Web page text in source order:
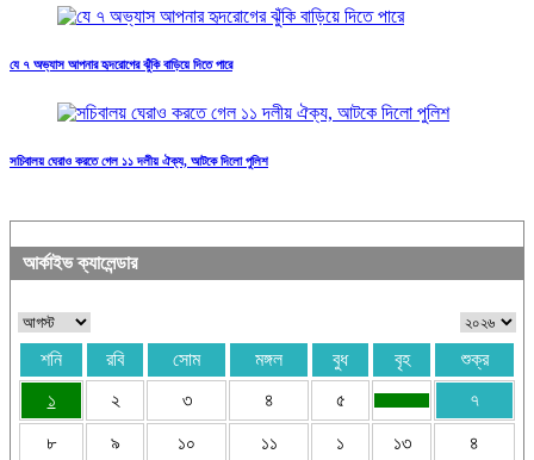
যে ৭ অভ্যাস আপনার হৃদরোগের ঝুঁকি বাড়িয়ে দিতে পারে
সচিবালয় ঘেরাও করতে গেল ১১ দলীয় ঐক্য, আটকে দিলো পুলিশ
আর্কাইভ ক্যালেন্ডার
শনি রবি সোম মঙ্গল বুধ বৃহ
শুক্র
১
২ ৩ ৪ ৫ ৭
৮ ৯ ১০ ১১ ১ ১৩ ৪